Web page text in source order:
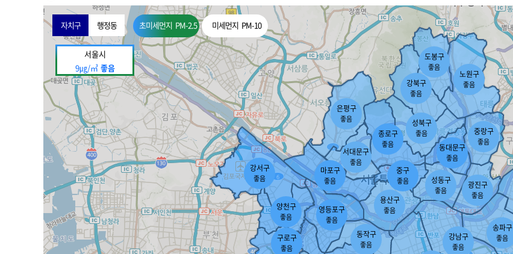
지
도
자치구 행정동 초미세먼지 PM-2.5 미세먼지 PM-10
서울시
9㎍/㎥ 좋음
강남구
좋음
강북구
좋음
강서구
좋음
광진구
좋음
구로구
좋음
노원구
좋음
도봉구
좋음
동대문구
좋음
동작구
좋음
마포구
좋음
서대문구
좋음
성동구
좋음
성북구
좋음
송파구
좋음
양천구
좋음
영등포구
좋음
용산구
좋음
은평구
좋음
종로구
좋음
중구
좋음
중랑구
좋음